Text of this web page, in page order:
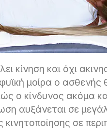
κίνηση και όχι
μοίρα ο
ο κίνδυνος ακόμα
αυξάνεται σε
σε